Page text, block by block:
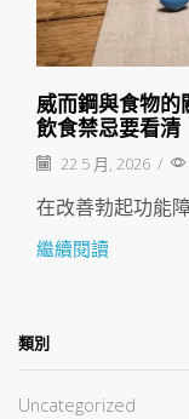
威而鋼與食物
飲食禁忌要看清
22 5 月, 2026 /
在改善勃起功能
繼續閱讀
類別
Uncategorized